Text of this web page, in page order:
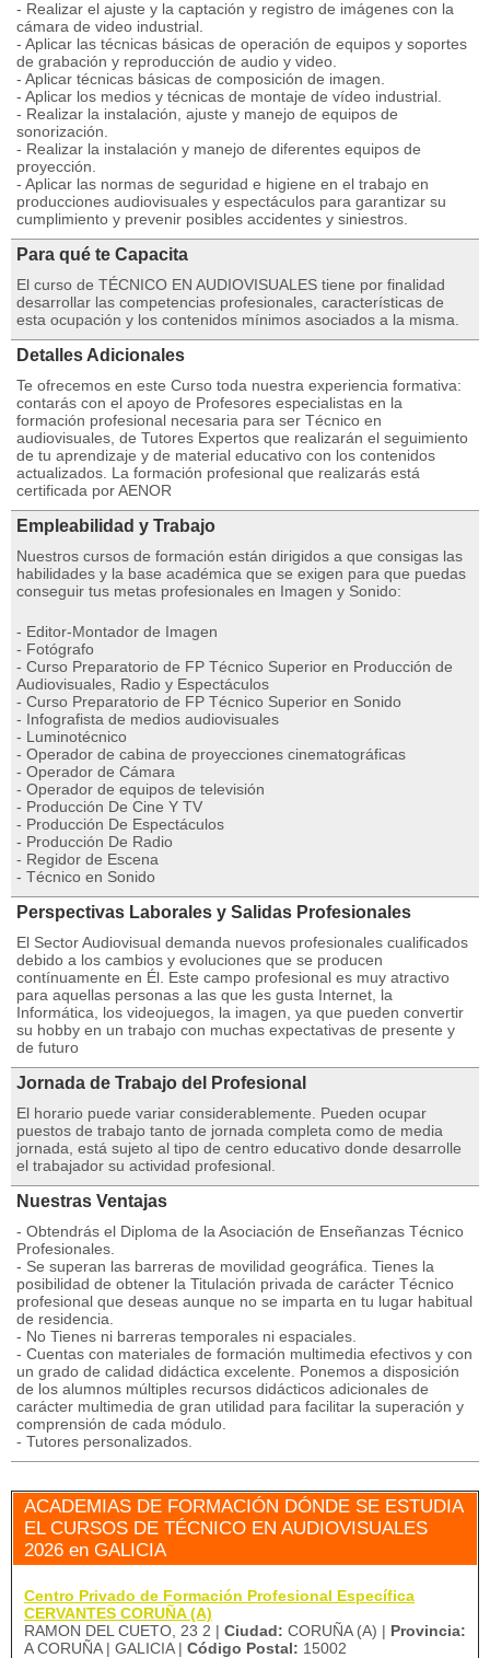
- Realizar el ajuste y la captación y registro de imágenes con la
cámara de video industrial.
- Aplicar las técnicas básicas de operación de equipos y soportes
de grabación y reproducción de audio y video.
- Aplicar técnicas básicas de composición de imagen.
- Aplicar los medios y técnicas de montaje de vídeo industrial.
- Realizar la instalación, ajuste y manejo de equipos de
sonorización.
- Realizar la instalación y manejo de diferentes equipos de
proyección.
- Aplicar las normas de seguridad e higiene en el trabajo en
producciones audiovisuales y espectáculos para garantizar su
cumplimiento y prevenir posibles accidentes y siniestros.
Para qué te Capacita
El curso de TÉCNICO EN AUDIOVISUALES tiene por finalidad
desarrollar las competencias profesionales, características de
esta ocupación y los contenidos mínimos asociados a la misma.
Detalles Adicionales
Te ofrecemos en este Curso toda nuestra experiencia formativa:
contarás con el apoyo de Profesores especialistas en la
formación profesional necesaria para ser Técnico en
audiovisuales, de Tutores Expertos que realizarán el seguimiento
de tu aprendizaje y de material educativo con los contenidos
actualizados. La formación profesional que realizarás está
certificada por AENOR
Empleabilidad y Trabajo
Nuestros cursos de formación están dirigidos a que consigas las
habilidades y la base académica que se exigen para que puedas
conseguir tus metas profesionales en Imagen y Sonido:
- Editor-Montador de Imagen
- Fotógrafo
- Curso Preparatorio de FP Técnico Superior en Producción de
Audiovisuales, Radio y Espectáculos
- Curso Preparatorio de FP Técnico Superior en Sonido
- Infografista de medios audiovisuales
- Luminotécnico
- Operador de cabina de proyecciones cinematográficas
- Operador de Cámara
- Operador de equipos de televisión
- Producción De Cine Y TV
- Producción De Espectáculos
- Producción De Radio
- Regidor de Escena
- Técnico en Sonido
Perspectivas Laborales y Salidas Profesionales
El Sector Audiovisual demanda nuevos profesionales cualificados
debido a los cambios y evoluciones que se producen
contínuamente en Él. Este campo profesional es muy atractivo
para aquellas personas a las que les gusta Internet, la
Informática, los videojuegos, la imagen, ya que pueden convertir
su hobby en un trabajo con muchas expectativas de presente y
de futuro
Jornada de Trabajo del Profesional
El horario puede variar considerablemente. Pueden ocupar
puestos de trabajo tanto de jornada completa como de media
jornada, está sujeto al tipo de centro educativo donde desarrolle
el trabajador su actividad profesional.
Nuestras Ventajas
- Obtendrás el Diploma de la Asociación de Enseñanzas Técnico
Profesionales.
- Se superan las barreras de movilidad geográfica. Tienes la
posibilidad de obtener la Titulación privada de carácter Técnico
profesional que deseas aunque no se imparta en tu lugar habitual
de residencia.
- No Tienes ni barreras temporales ni espaciales.
- Cuentas con materiales de formación multimedia efectivos y con
un grado de calidad didáctica excelente. Ponemos a disposición
de los alumnos múltiples recursos didácticos adicionales de
carácter multimedia de gran utilidad para facilitar la superación y
comprensión de cada módulo.
- Tutores personalizados.
ACADEMIAS DE FORMACIÓN DÓNDE SE ESTUDIA
EL CURSOS DE TÉCNICO EN AUDIOVISUALES
2026 en GALICIA
Centro Privado de Formación Profesional Específica
CERVANTES CORUÑA (A)
RAMON DEL CUETO, 23 2 | Ciudad: CORUÑA (A) | Provincia:
A CORUÑA | GALICIA | Código Postal: 15002